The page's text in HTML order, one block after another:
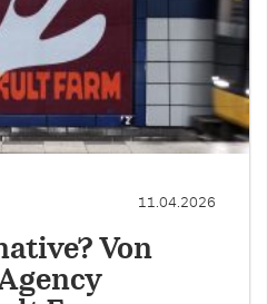
11.04.2026
Von